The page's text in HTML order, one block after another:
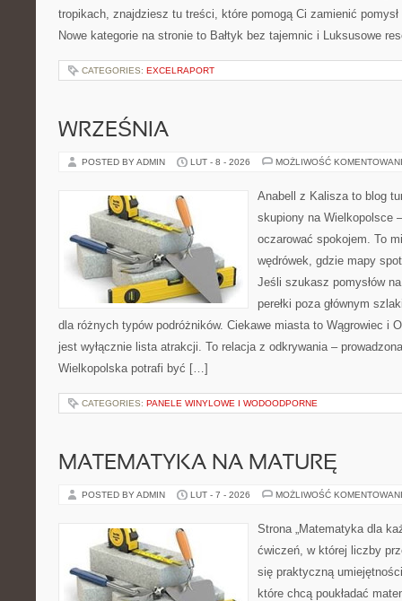
tropikach, znajdziesz tu treści, które pomogą Ci zamienić
Nowe kategorie na stronie to Bałtyk bez tajemnic i Luksusowe
CATEGORIES: EXCELRAPORT
WRZEŚNIA
POSTED BY ADMIN LUT - 8 - 2026 MOŻLIWOŚĆ
Anabell z Kalisza to blog
skupiony na Wielkopolsce
oczarować spokojem. To
wędrówek, gdzie mapy
Jeśli szukasz pomysłów
perełki poza głównym
dla różnych typów podróżników. Ciekawe miasta to Wągrowiec i
jest wyłącznie lista atrakcji. To relacja z odkrywania –
Wielkopolska potrafi być […]
CATEGORIES: PANELE WINYLOWE I WODOODPORNE
MATEMATYKA NA MATURĘ
POSTED BY ADMIN LUT - 7 - 2026 MOŻLIWOŚĆ
Strona „Matematyka dla
ćwiczeń, w której liczby
się praktyczną
które chcą poukładać